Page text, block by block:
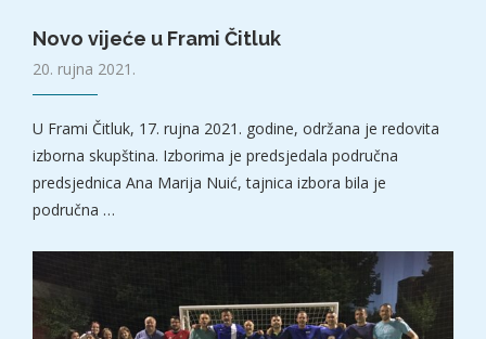
Novo vijeće u Frami Čitluk
20. rujna 2021.
U Frami Čitluk, 17. rujna 2021. godine, održana je redovita
izborna skupština. Izborima je predsjedala područna
predsjednica Ana Marija Nuić, tajnica izbora bila je
područna …